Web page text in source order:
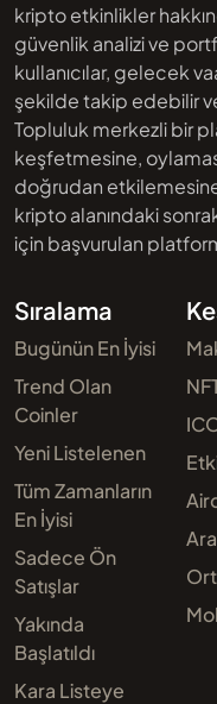
kripto etkinlikler
güvenlik analizi ve
kullanıcılar, gelecek
şekilde takip edebilir
Topluluk merkezli bir
keşfetmesine,
doğrudan
kripto alanındaki
için başvurulan
Sıralama
Bugünün En İyisi
Trend Olan
Coinler
Yeni Listelenen
Tüm Zamanların
En İyisi
Sadece Ön
Satışlar
Yakında
Başlatıldı
Kara Listeye